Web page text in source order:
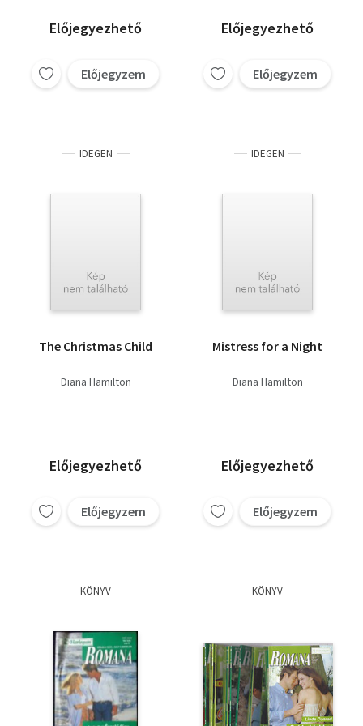
Előjegyezhető
Előjegyzem
Előjegyezhető
Előjegyzem
IDEGEN
The Christmas Child
Diana Hamilton
Előjegyezhető
Előjegyzem
IDEGEN
Mistress for a Night
Diana Hamilton
Előjegyezhető
Előjegyzem
KÖNYV KÖNYV